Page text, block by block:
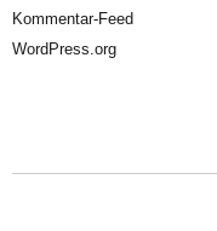
Kommentar-Feed
WordPress.org